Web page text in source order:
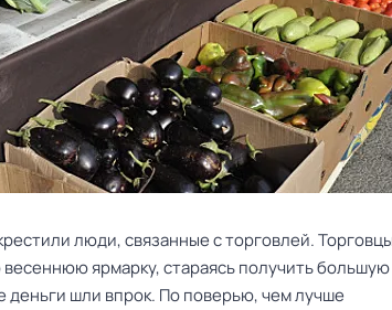
люди, связанные с торговлей.
ярмарку, стараясь получить большую
деньги шли впрок. По поверью, чем лучше